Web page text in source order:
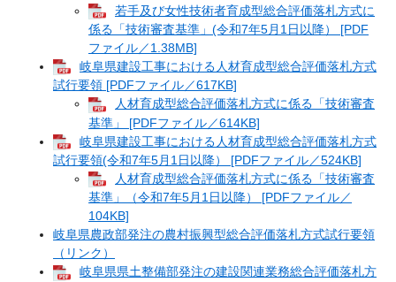
若手及び女性技術者育成型総合評価落札方式に
係る「技術審査基準」(令和7年5月1日以降） [PDF
ファイル／1.38MB]
岐阜県建設工事における人材育成型総合評価落札方式
試行要領 [PDFファイル／617KB]
人材育成型総合評価落札方式に係る「技術審査
基準」 [PDFファイル／614KB]
岐阜県建設工事における人材育成型総合評価落札方式
試行要領(令和7年5月1日以降） [PDFファイル／524KB]
人材育成型総合評価落札方式に係る「技術審査
基準」（令和7年5月1日以降） [PDFファイル／
104KB]
岐阜県農政部発注の農村振興型総合評価落札方式試行要領
（リンク）
岐阜県県土整備部発注の建設関連業務総合評価落札方